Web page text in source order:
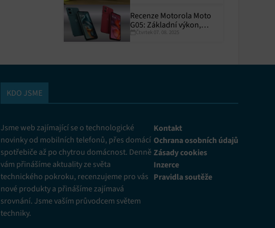
Recenze Motorola Moto
G05: Základní výkon,
skvělá výdrž
Čtvrtek 07. 08. 2025
KDO JSME
Jsme web zajímající se o technologické
novinky od mobilních telefonů, přes domácí
spotřebiče až po chytrou domácnost. Denně
vám přinášíme aktuality ze světa
technického pokroku, recenzujeme pro vás
nové produkty a přinášíme zajímavá
srovnání. Jsme vaším průvodcem světem
techniky.
Kontakt
Ochrana osobních údajů
Zásady cookies
Inzerce
Pravidla soutěže